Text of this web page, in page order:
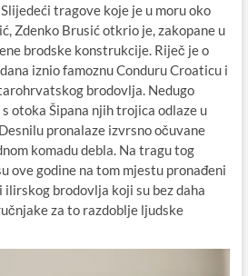
tragove koje je u moru oko
Zdenko Brusić otkrio je, zakopane u
brodske konstrukcije. Riječ je o
iznio famoznu Conduru Croaticu i
brodovlja. Nedugo
otoka Šipana njih trojica odlaze u
pronalaze izvrsno očuvane
komadu debla. Na tragu tog
ove godine na tom mjestu pronađeni
brodovlja koji su bez daha
za to razdoblje ljudske